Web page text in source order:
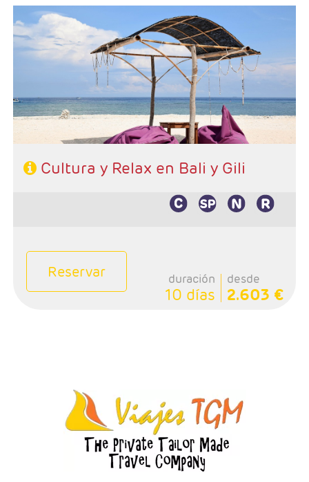
- Salidas: Diarias
- Ruta: Circuito 3 noches, playa de sur de Bali 3 noches.
- Extensión a Gili 2 noches (ampliables)
- Categoría hotelera: A elección del cliente.
- Régimen: A elección del cliente.
Cultura y Relax en Bali y Gili
Reservar duración
10 días
desde
2.603 €